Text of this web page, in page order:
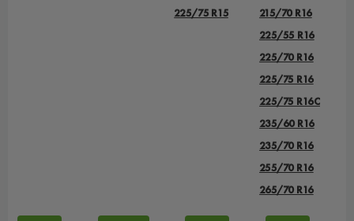
225/75 R15
215/70 R16
225/55 R16
225/70 R16
225/75 R16
225/75 R16C
235/60 R16
235/70 R16
255/70 R16
265/70 R16